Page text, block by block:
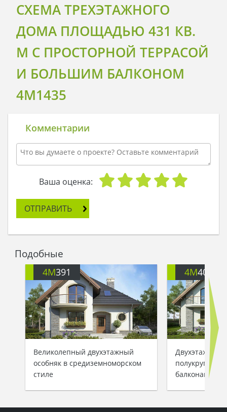
СХЕМА ТРЕХЭТАЖНОГО
ДОМА ПЛОЩАДЬЮ 431 КВ.
М С ПРОСТОРНОЙ ТЕРРАСОЙ
И БОЛЬШИМ БАЛКОНОМ
4M1435
Комментарии
Ваша оценка:
ОТПРАВИТЬ
Подобные
4M391
Великолепный двухэтажный
особняк в средиземноморском
стиле
4M401
Двухэтажный
балконами